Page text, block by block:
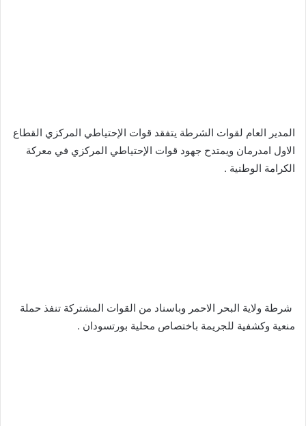
‬‏المدير العام لقوات الشرطة يتفقد قوات الإحتياطي المركزي القطاع
الاول امدرمان ويمتدح جهود قوات الإحتياطي المركزي في معركة
الكرامة الوطنية .
‬‏ شرطة ولاية البحر الاحمر وباسناد من القوات المشتركة تنفذ حملة
منعية وكشفية للجريمة باختصاص محلية بورتسودان .